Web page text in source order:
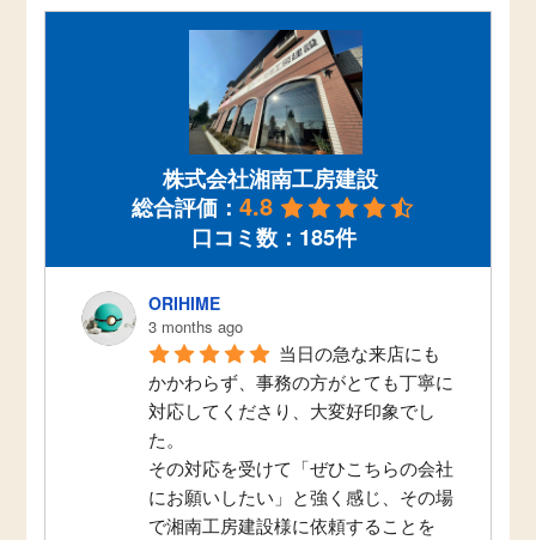
株式会社湘南工房建設
総合評価： 4.8
口コミ数：185件
ORIHIME
3 months ago
当日の急な来店にも
かかわらず、事務の方がとても丁寧に
対応してくださり、大変好印象でし
た。
その対応を受けて「ぜひこちらの会社
にお願いしたい」と強く感じ、その場
で湘南工房建設様に依頼することを